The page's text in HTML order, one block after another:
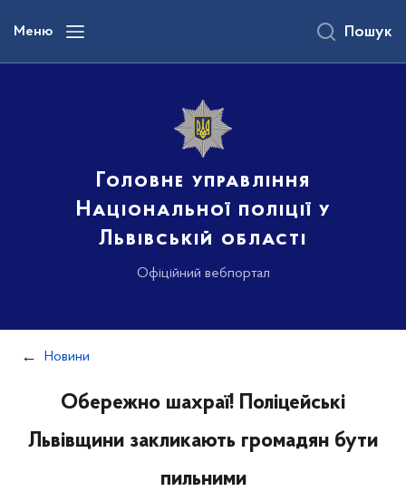
вмісту
Меню
Головне управління
Національної поліції у
Львівській області
Офіційний вебпортал
Пошук
Новини
Обережно шахраї! Поліцейські
Львівщини закликають громадян бути
пильними